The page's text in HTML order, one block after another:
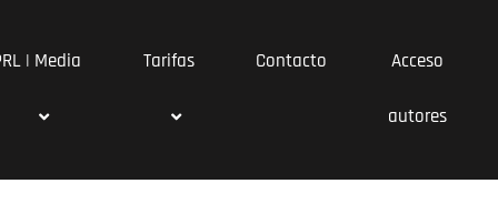
| Media Tarifas Contacto Acceso
autores